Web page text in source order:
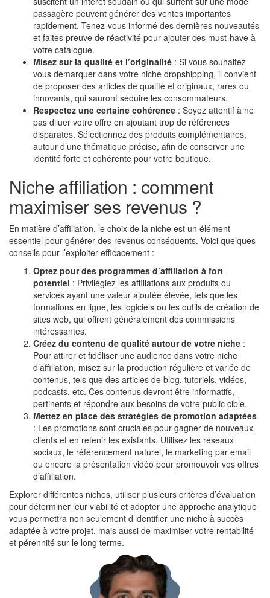
passagère peuvent générer des ventes importantes
rapidement. Tenez-vous informé des dernières nouveautés
et faites preuve de réactivité pour ajouter ces must-have à
votre catalogue.
Misez sur la qualité et l’originalité : Si vous souhaitez
vous démarquer dans votre niche dropshipping, il convient
de proposer des articles de qualité et originaux, rares ou
innovants, qui sauront séduire les consommateurs.
Respectez une certaine cohérence : Soyez attentif à ne
pas diluer votre offre en ajoutant trop de références
disparates. Sélectionnez des produits complémentaires,
autour d’une thématique précise, afin de conserver une
identité forte et cohérente pour votre boutique.
Niche affiliation : comment
maximiser ses revenus ?
En matière d’affiliation, le choix de la niche est un élément
essentiel pour générer des revenus conséquents. Voici quelques
conseils pour l’exploiter efficacement :
Optez pour des programmes d’affiliation à fort
potentiel : Privilégiez les affiliations aux produits ou
services ayant une valeur ajoutée élevée, tels que les
formations en ligne, les logiciels ou les outils de création de
sites web, qui offrent généralement des commissions
intéressantes.
Créez du contenu de qualité autour de votre niche :
Pour attirer et fidéliser une audience dans votre niche
d’affiliation, misez sur la production régulière et variée de
contenus, tels que des articles de blog, tutoriels, vidéos,
podcasts, etc. Ces contenus devront être informatifs,
pertinents et répondre aux besoins de votre public cible.
Mettez en place des stratégies de promotion adaptées
: Les promotions sont cruciales pour gagner de nouveaux
clients et en retenir les existants. Utilisez les réseaux
sociaux, le référencement naturel, le marketing par email
ou encore la présentation vidéo pour promouvoir vos offres
d’affiliation.
Explorer différentes niches, utiliser plusieurs critères d’évaluation
pour déterminer leur viabilité et adopter une approche analytique
vous permettra non seulement d’identifier une niche à succès
adaptée à votre projet, mais aussi de maximiser votre rentabilité
et pérennité sur le long terme.